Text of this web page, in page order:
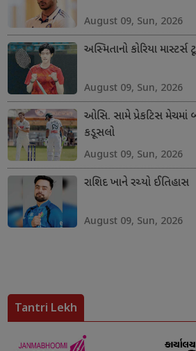
August 09, Sun, 2026
અસ્મિતાનો કોરિયા માસ્ટર્સ
August 09, Sun, 2026
ઓસિ. સામે પ્રેકટિસ મેચમાં
કડૂસલો
August 09, Sun, 2026
રાશિદ ખાને રચ્યો ઈતિહાસ
August 09, Sun, 2026
Tantri Lekh